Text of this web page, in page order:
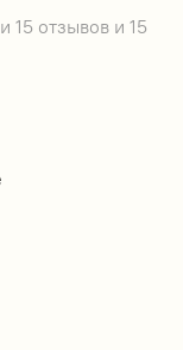
15 отзывов и 15